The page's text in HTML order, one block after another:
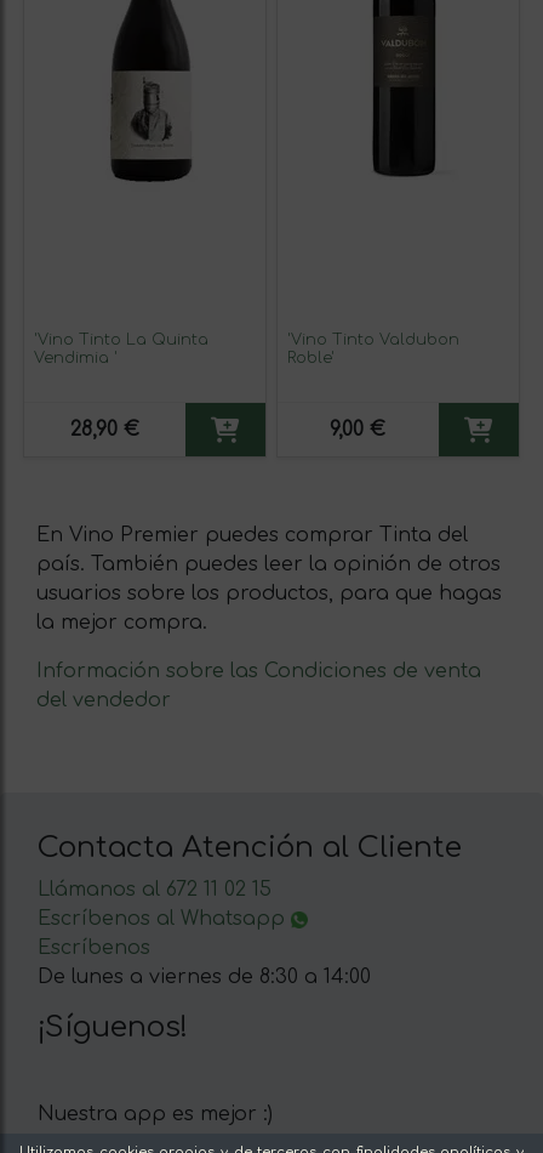
'Vino Tinto La Quinta
Vendimia '
28,90 €
'Vino Tinto Valdubon
Roble'
9,00 €
En Vino Premier puedes comprar Tinta del
país. También puedes leer la opinión de otros
usuarios sobre los productos, para que hagas
la mejor compra.
Información sobre las Condiciones de venta
del vendedor
Contacta Atención al Cliente
Llámanos al 672 11 02 15
Escríbenos al Whatsapp
Escríbenos
De lunes a viernes de 8:30 a 14:00
¡Síguenos!
Nuestra app es mejor :)